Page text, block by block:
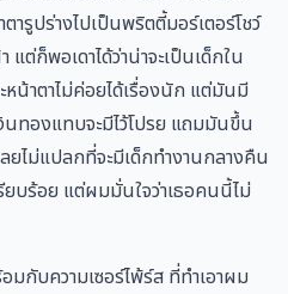
ารูปร่างไปเป็นพริตตี้มอร์เตอร์โชว์
ต่ก็พอเดาได้ว่าน่าจะเป็นเด็กใน
น้าตาไม่ค่อยได้เรื่องนัก แต่มันมี
นทองแทบจะมีไว้โปรย แถมมันขึ้น
ยไม่แปลกที่จะมีเด็กทำงานกลางคืน
บร้อย แต่ผมมั่นใจว่าเธอคนนี้ไม่
กับความเซอร์ไพ้ร์ส ที่ทำเอาผม